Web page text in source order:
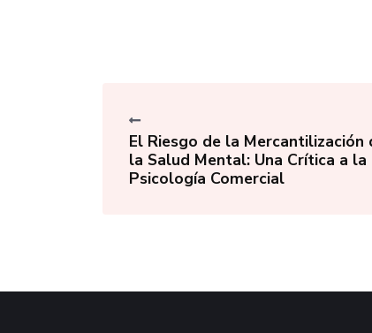
El Riesgo de la Mercantilización
la Salud Mental: Una Crítica a la
Psicología Comercial